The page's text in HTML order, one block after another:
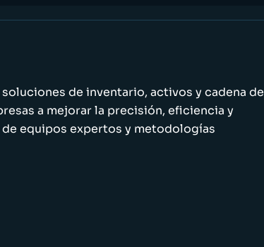
de inventario, activos y cadena de
a mejorar la precisión, eficiencia y
equipos expertos y metodologías